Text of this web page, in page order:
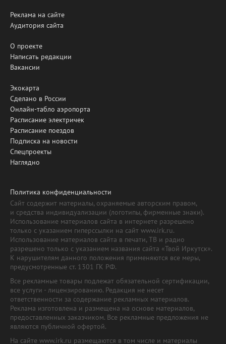
Реклама на сайте
Аудитория сайта
О проекте
Написать редакции
Вакансии
Экокарта
Сделано в России
Онлайн-табло аэропорта
Расписание электричек
Расписание поездов
Подписка на новости
Спецпроекты
Наглядно
Политика конфиденциальности
Сайт содержит материалы, охраняемые авторским правом,
и средства индивидуализации (логотипы, фирменные знаки).
Использование материалов сайта в интернете разрешено
только с указанием гиперссылки на сайт www.irk.ru.
Использование материалов сайта в печати, ТВ и радио
разрешено только с указанием названия сайта «Твой Иркутск».
К нарушителям данного положения применяются все меры,
предусмотренные ст. 1301 ГК РФ.
Все рекламные товары подлежат обязательной сертификации,
все услуги - лицензированию. Редакция не несет
ответственности за содержание рекламных материалов.
Реклама изготовлена и размещена на основе материалов,
предоставленных заказчиком. Все рекламные предложения не
являются публичной офертой.
На сайте www.irk.ru размещаются в том числе и материалы